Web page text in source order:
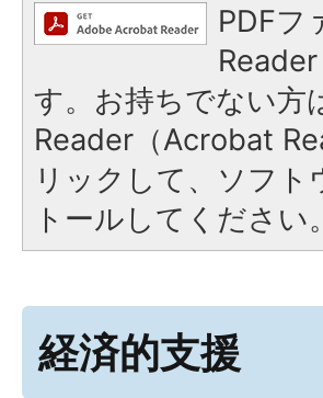
PDFフ
す。お持ちでない方
Reader（Acrobat
リックして、ソフ
トールしてください。
経済的支援